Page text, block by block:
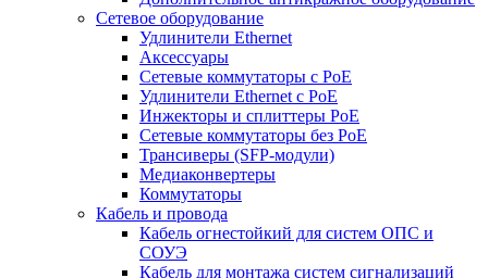
Сетевое оборудование
Удлинители Ethernet
Аксессуары
Сетевые коммутаторы с РоЕ
Удлинители Ethernet с PoE
Инжекторы и сплиттеры РоЕ
Сетевые коммутаторы без РоЕ
Трансиверы (SFP-модули)
Медиаконвертеры
Коммутаторы
Кабель и провода
Кабель огнестойкий для систем ОПС и
СОУЭ
Кабель для монтажа систем сигнализаций